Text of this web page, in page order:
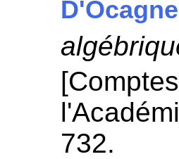
732.